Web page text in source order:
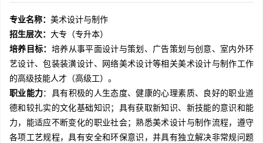
专业名称： 美术设计与制作
招生层次： 大专（专升本）
培养目标： 培养从事平面设计与策划、广告策划与创意、室内外环
艺设计、包装装潢设计、网络美术设计等相关美术设计与制作工作
的高级技能人才（高级工）。
职业能力：具有积极的人生态度、健康的心理素质、良好的职业道
德和较扎实的文化基础知识；具有获取新知识、新技能的意识和能
力，能适应不断变化的职业社会；熟悉美术设计与制作流程，遵守
各项工艺规程，具有安全和环保意识，并具有独立解决非常规问题